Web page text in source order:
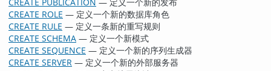
CREATE ROLE — 定义一个新的数据库角色
CREATE RULE — 定义一条新的重写规则
CREATE SCHEMA — 定义一个新模式
CREATE SEQUENCE — 定义一个新的序列生成器
CREATE SERVER — 定义一个新的外部服务器